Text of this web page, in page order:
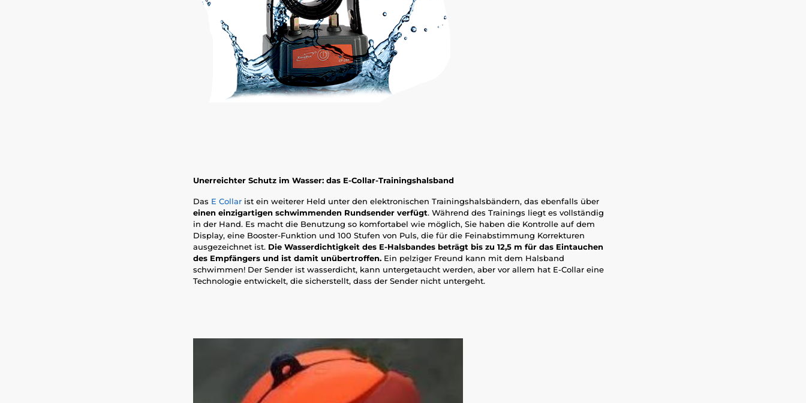
Unerreichter Schutz im Wasser: das E-Collar-Trainingshalsband
Das E Collar ist ein weiterer Held unter den elektronischen Trainingshalsbändern, das ebenfalls über
einen einzigartigen schwimmenden Rundsender verfügt. Während des Trainings liegt es vollständig
in der Hand. Es macht die Benutzung so komfortabel wie möglich, Sie haben die Kontrolle auf dem
Display, eine Booster-Funktion und 100 Stufen von Puls, die für die Feinabstimmung Korrekturen
ausgezeichnet ist. Die Wasserdichtigkeit des E-Halsbandes beträgt bis zu 12,5 m für das Eintauchen
des Empfängers und ist damit unübertroffen. Ein pelziger Freund kann mit dem Halsband
schwimmen! Der Sender ist wasserdicht, kann untergetaucht werden, aber vor allem hat E-Collar eine
Technologie entwickelt, die sicherstellt, dass der Sender nicht untergeht.